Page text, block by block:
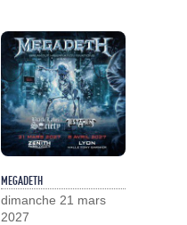
MEGADETH
dimanche 21 mars
2027